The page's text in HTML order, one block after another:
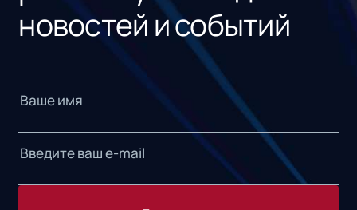
новостей и событий